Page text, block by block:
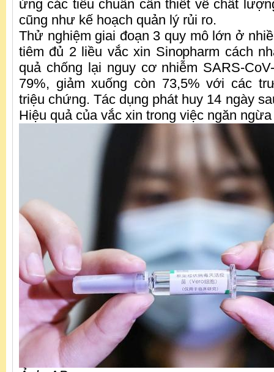
ứng các tiêu chuẩn cần thiết về chất
cũng như kế hoạch quản lý rủi ro.
Thử nghiệm giai đoạn 3 quy mô lớn ở
tiêm đủ 2 liều vắc xin Sinopharm cách
quả chống lại nguy cơ nhiễm SARS-
79%, giảm xuống còn 73,5% với các
triệu chứng. Tác dụng phát huy 14 ngày
Hiệu quả của vắc xin trong việc ngăn